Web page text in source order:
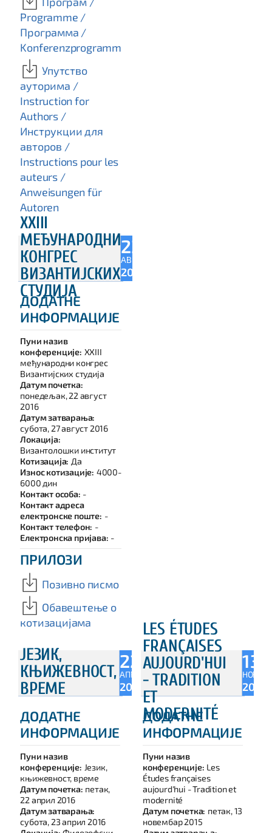
Programme /
Программа /
Konferenzprogramm
Упутство
ауторима /
Instruction for
Authors /
Инструкции для
авторов /
Instructions pour les
auteurs /
Anweisungen für
Autoren
XXIII
МЕЂУНАРОДНИ
КОНГРЕС
ВИЗАНТИЈСКИХ
СТУДИЈА
22
АВГ
2016
ДОДАТНЕ
ИНФОРМАЦИЈЕ
Пуни назив
конференције: XXIII
међународни конгрес
Византијских студија
Датум почетка:
понедељак, 22 август
2016
Датум затварања:
субота, 27 август 2016
Локација:
Византолошки институт
Котизација: Да
Износ котизације: 4000-
6000 дин
Контакт особа: -
Контакт адреса
електронске поште: -
Контакт телефон: -
Електронска пријава: -
ПРИЛОЗИ
Позивно писмо
Обавештење о
котизацијама
ЈЕЗИК,
КЊИЖЕВНОСТ,
ВРЕМЕ
22
АПР
2016
ДОДАТНЕ
ИНФОРМАЦИЈЕ
Пуни назив
конференције: Језик,
књижевност, време
Датум почетка: петак,
22 април 2016
Датум затварања:
субота, 23 април 2016
LES ÉTUDES
FRANÇAISES
AUJOURD'HUI
- TRADITION
ET
MODERNITÉ
13
НОВ
2015
ДОДАТНЕ
ИНФОРМАЦИЈЕ
Пуни назив
конференције: Les
Études françaises
aujourd'hui - Tradition et
modernité
Датум почетка: петак, 13
новембар 2015